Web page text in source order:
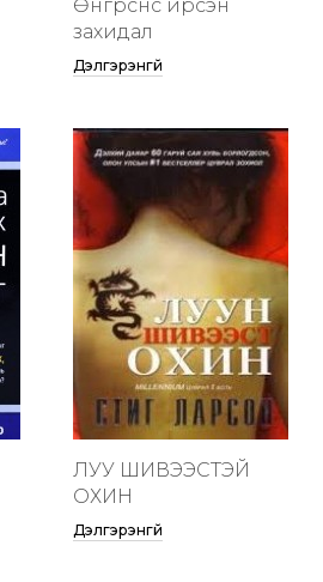
Өнгөрснөөс ирсэн
захидал
Дэлгэрэнгүй
ЛУУ ШИВЭЭСТЭЙ
ОХИН
Дэлгэрэнгүй